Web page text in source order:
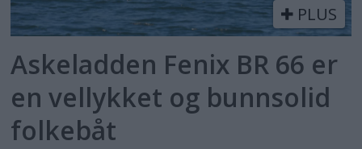
PLUS
Askeladden Fenix BR 66 er
en vellykket og bunnsolid
folkebåt